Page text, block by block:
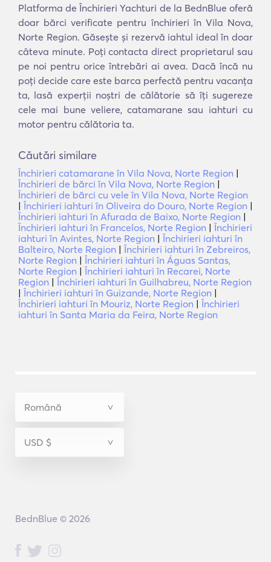
Platforma de Închirieri Yachturi de la BednBlue oferă
doar bărci verificate pentru închirieri în Vila Nova,
Norte Region. Găsește și rezervă iahtul ideal în doar
câteva minute. Poți contacta direct proprietarul sau
pe noi pentru orice întrebări ai avea. Dacă încă nu
poți decide care este barca perfectă pentru vacanța
ta, lasă experții noștri de călătorie să îți sugereze
cele mai bune veliere, catamarane sau iahturi cu
motor pentru călătoria ta.
Căutări similare
Închirieri catamarane în Vila Nova, Norte Region |
Închirieri de bărci în Vila Nova, Norte Region |
Închirieri de bărci cu vele în Vila Nova, Norte Region
| Închirieri iahturi în Oliveira do Douro, Norte Region |
Închirieri iahturi în Afurada de Baixo, Norte Region |
Închirieri iahturi în Francelos, Norte Region | Închirieri
iahturi în Avintes, Norte Region | Închirieri iahturi în
Balteiro, Norte Region | Închirieri iahturi în Zebreiros,
Norte Region | Închirieri iahturi în Águas Santas,
Norte Region | Închirieri iahturi în Recarei, Norte
Region | Închirieri iahturi în Guilhabreu, Norte Region
| Închirieri iahturi în Guizande, Norte Region |
Închirieri iahturi în Mouriz, Norte Region | Închirieri
iahturi în Santa Maria da Feira, Norte Region
BednBlue © 2026